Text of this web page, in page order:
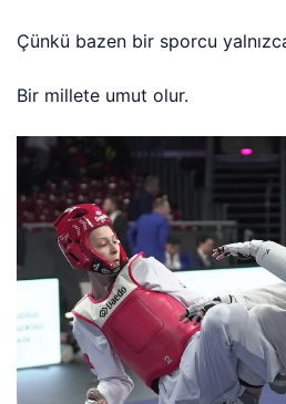
Çünkü bazen bir sporcu
Bir millete umut olur.